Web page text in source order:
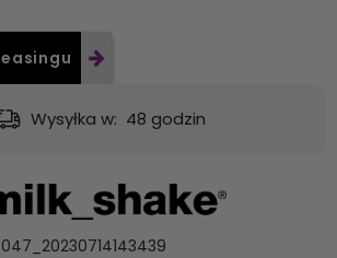
Wysyłka w: 48 godzin